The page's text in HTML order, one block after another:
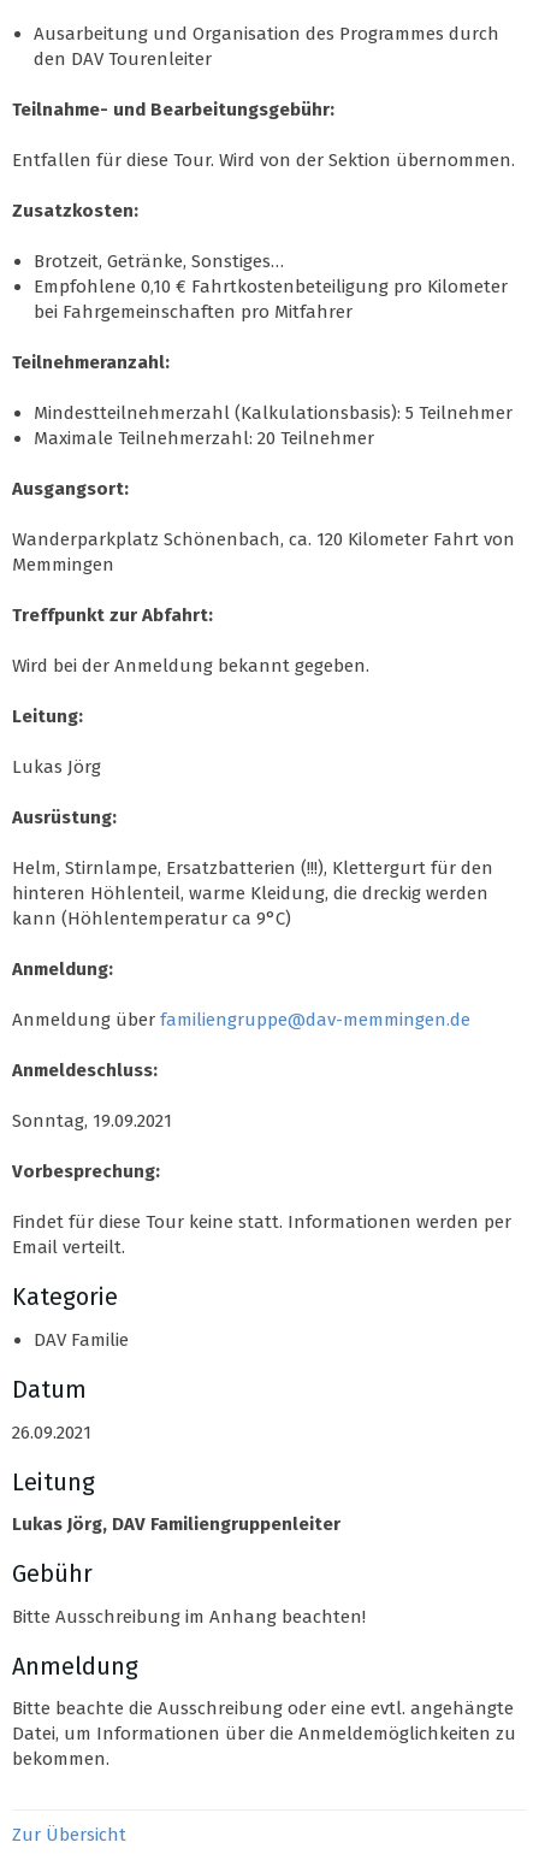
Ausarbeitung und Organisation des Programmes durch
den DAV Tourenleiter
Teilnahme- und Bearbeitungsgebühr:
Entfallen für diese Tour. Wird von der Sektion übernommen.
Zusatzkosten:
Brotzeit, Getränke, Sonstiges…
Empfohlene 0,10 € Fahrtkostenbeteiligung pro Kilometer
bei Fahrgemeinschaften pro Mitfahrer
Teilnehmeranzahl:
Mindestteilnehmerzahl (Kalkulationsbasis): 5 Teilnehmer
Maximale Teilnehmerzahl: 20 Teilnehmer
Ausgangsort:
Wanderparkplatz Schönenbach, ca. 120 Kilometer Fahrt von
Memmingen
Treffpunkt zur Abfahrt:
Wird bei der Anmeldung bekannt gegeben.
Leitung:
Lukas Jörg
Ausrüstung:
Helm, Stirnlampe, Ersatzbatterien (!!!), Klettergurt für den
hinteren Höhlenteil, warme Kleidung, die dreckig werden
kann (Höhlentemperatur ca 9°C)
Anmeldung:
Anmeldung über familiengruppe@dav-memmingen.de
Anmeldeschluss:
Sonntag, 19.09.2021
Vorbesprechung:
Findet für diese Tour keine statt. Informationen werden per
Email verteilt.
Kategorie
DAV Familie
Datum
26.09.2021
Leitung
Lukas Jörg, DAV Familiengruppenleiter
Gebühr
Bitte Ausschreibung im Anhang beachten!
Anmeldung
Bitte beachte die Ausschreibung oder eine evtl. angehängte
Datei, um Informationen über die Anmeldemöglichkeiten zu
bekommen.
Zur Übersicht